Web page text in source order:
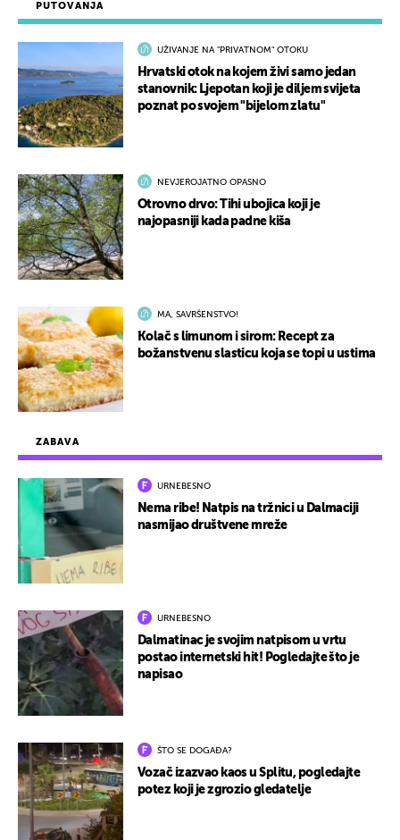
ZABAVA
URNEBESNO
Nema ribe! Natpis na tržnici u Dalmaciji
nasmijao društvene mreže
URNEBESNO
Dalmatinac je svojim natpisom u vrtu
postao internetski hit! Pogledajte što je
napisao
ŠTO SE DOGAĐA?
Vozač izazvao kaos u Splitu, pogledajte
potez koji je zgrozio gledatelje
PUTOVANJA
UŽIVANJE NA "PRIVATNOM" OTOKU
Hrvatski otok na kojem živi samo jedan
stanovnik: Ljepotan koji je diljem svijeta
poznat po svojem "bijelom zlatu"
NEVJEROJATNO OPASNO
Otrovno drvo: Tihi ubojica koji je
najopasniji kada padne kiša
MA, SAVRŠENSTVO!
Kolač s limunom i sirom: Recept za
božanstvenu slasticu koja se topi u ustima